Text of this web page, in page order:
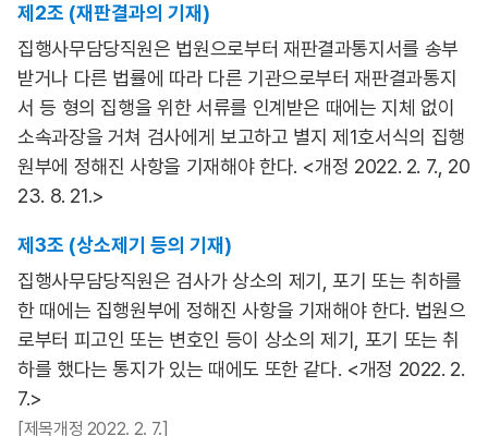
제2조 (재판결과의 기재)
집행사무담당직원은 법원으로부터 재판결과통지서를 송부
받거나 다른 법률에 따라 다른 기관으로부터 재판결과통지
서 등 형의 집행을 위한 서류를 인계받은 때에는 지체 없이
소속과장을 거쳐 검사에게 보고하고 별지 제1호서식의 집행
원부에 정해진 사항을 기재해야 한다. <개정 2022. 2. 7., 20
23. 8. 21.>
제3조 (상소제기 등의 기재)
집행사무담당직원은 검사가 상소의 제기, 포기 또는 취하를
한 때에는 집행원부에 정해진 사항을 기재해야 한다. 법원으
로부터 피고인 또는 변호인 등이 상소의 제기, 포기 또는 취
하를 했다는 통지가 있는 때에도 또한 같다. <개정 2022. 2.
7.>
[제목개정 2022. 2. 7.]